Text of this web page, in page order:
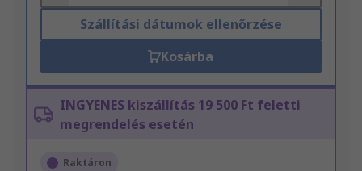
Szállítási dátumok ellenőrzése
Kosárba
INGYENES kiszállítás 19 500 Ft feletti
megrendelés esetén
Raktáron